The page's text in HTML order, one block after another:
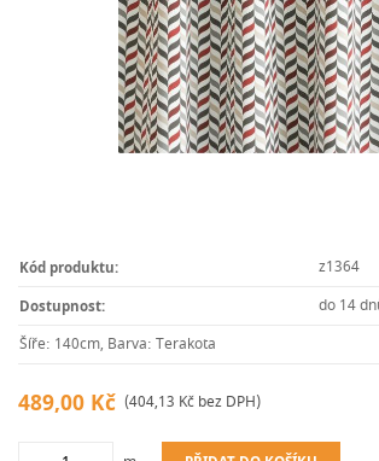
Kód produktu: z1364
Dostupnost:
do 14
Šíře: 140cm, Barva: Terakota
489,00 Kč (404,13 Kč bez DPH)